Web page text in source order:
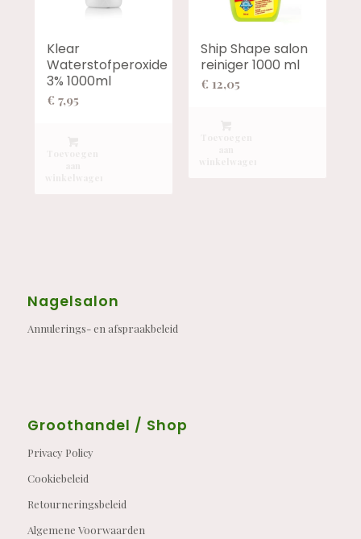
Klear
Waterstofperoxide
3% 1000ml
€ 7,95
Ship Shape salon
reiniger 1000 ml
€ 12,05
Nagelsalon
Annulerings- en afspraakbeleid
Groothandel / Shop
Privacy Policy
Cookiebeleid
Retourneringsbeleid
Algemene Voorwaarden